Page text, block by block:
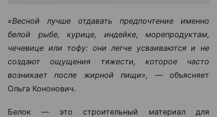
«Весной лучше отдавать предпочтение именно
белой рыбе, курице, индейке, морепродуктам,
чечевице или тофу: они легче усваиваются и не
создают ощущения тяжести, которое часто
возникает после жирной пищи», —объясняет
Ольга Кононович.
Белок — это строительный материал для